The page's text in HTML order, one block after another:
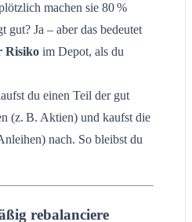
machen sie 80 %
gut? Ja – aber das bedeutet
Risiko im Depot, als du
du einen Teil der gut
(z. B. Aktien) und kaufst die
nach. So bleibst du
rebalanciere